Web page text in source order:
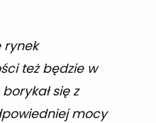
rynek
też będzie w
się z
mocy